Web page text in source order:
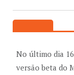
No último dia
versão beta do